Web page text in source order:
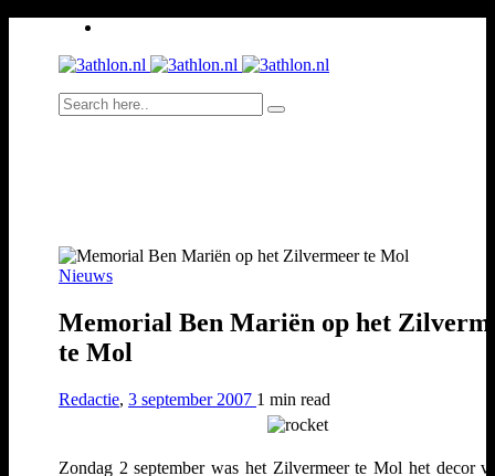
Nieuws
Memorial Ben Mariën op het
te Mol
Redactie, 3 september 2007 1 min read
Zondag 2 september was het Zilvermeer te Mol het decor